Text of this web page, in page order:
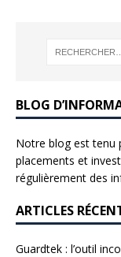
BLOG
Notre blog est tenu
placements et
régulièrement des
ARTICLES
Guardtek : l’outil